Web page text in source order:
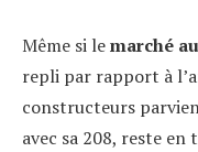
Même si lemarché
repli par rapport à
constructeurs
avec sa 208, reste en